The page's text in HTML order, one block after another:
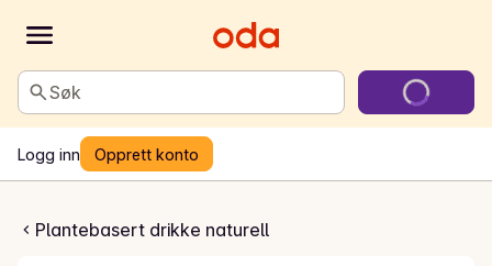
Søk
Logg inn Opprett konto
Plantebasert drikke naturell
barista edition